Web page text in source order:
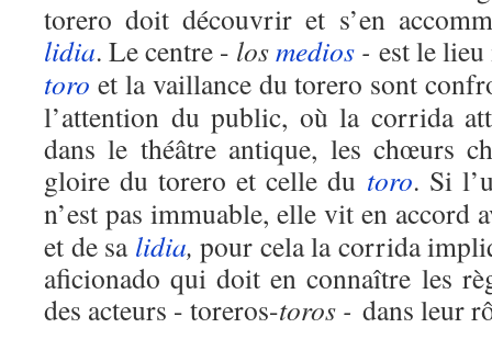
torero doit découvrir et s’en
lidia. Le centre - losmedios - est le
toro et la vaillance du torero sont
l’attention du public, où la corrida
dans le théâtre antique, les chœurs
gloire du torero et celle du toro. Si
n’est pas immuable, elle vit en accord
et de sa lidia,pour cela la corrida
aficionado qui doit en connaître les
des acteurs - toreros-toros - dans leur